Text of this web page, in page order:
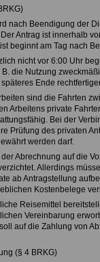
nach Beendigung der
Antrag ist innerhalb
beginnt am Tag nach
nicht vor 6:00 Uhr
die Nutzung
Ende
sind die Fahrten
Arbeitens private
Bei der
Prüfung des privaten
werden darf.
Abrechnung auf die
Allerdings
ab Antragstellung
Kostenbelege
Reisemittel
Vereinbarung
auf die Zahlung von
(§ 4 BRKG)